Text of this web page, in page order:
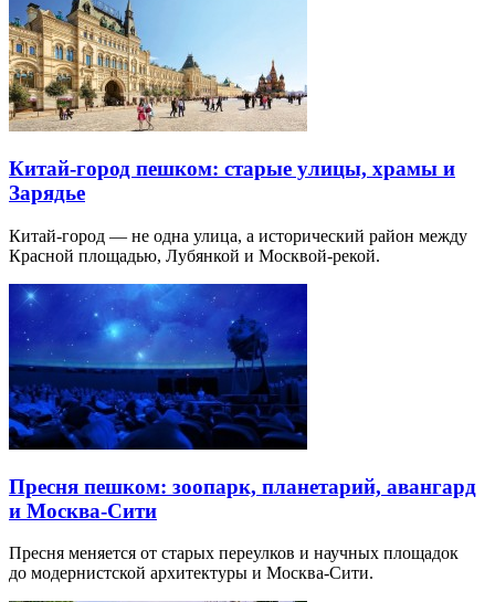
Китай-город пешком: старые улицы, храмы и
Зарядье
Китай-город — не одна улица, а исторический район между
Красной площадью, Лубянкой и Москвой-рекой.
Пресня пешком: зоопарк, планетарий, авангард
и Москва-Сити
Пресня меняется от старых переулков и научных площадок
до модернистской архитектуры и Москва-Сити.